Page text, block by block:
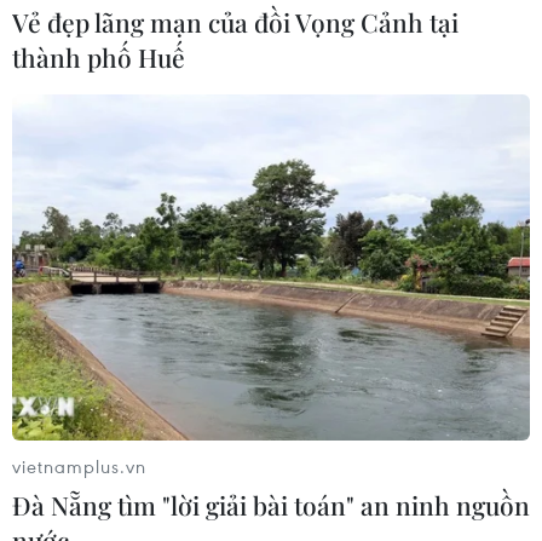
Tổng Biên tập: TRẦN TIẾN DUẨN
Phó Tổng Biên tập: NGUYỄN THỊ TÁM, KHÚC THANH
THỦY
Sở hữu trí tuệ
Quy định sử dụng
RSS
Hỗ trợ
Ngôn ngữ
TTXVN
Dịch vụ tin
Quảng cáo
Liên hệ
Vẻ đẹp lãng mạn của đồi Vọng Cảnh tại
thành phố Huế
vietnamplus.vn
Đà Nẵng tìm "lời giải bài toán" an ninh nguồn